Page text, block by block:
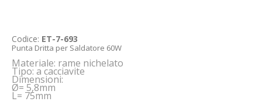
Codice: ET-7-693
Punta Dritta per Saldatore 60W
Materiale: rame nichelato
Tipo: a cacciavite
Dimensioni:
Ø= 5,8mm
L= 75mm